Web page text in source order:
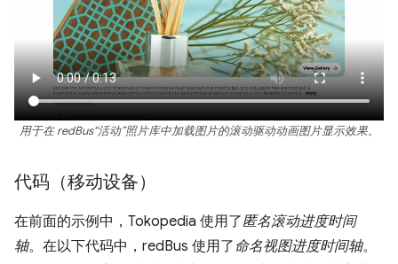
用于在 redBus“活动”照片库中加载图片的滚动驱动动画图片显示效果。
代码（移动设备）
在前面的示例中，Tokopedia 使用了匿名滚动进度时间
轴。在以下代码中，redBus 使用了 命名视图进度时间轴。